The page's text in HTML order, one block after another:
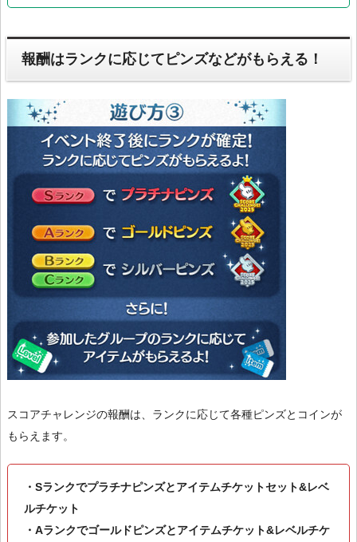
報酬はランクに応じてピンズなどがもらえる！
スコアチャレンジの報酬は、ランクに応じて各種ピンズとコインが
もらえます。
・Sランクでプラチナピンズとアイテムチケットセット&レベ
ルチケット
・Aランクでゴールドピンズとアイテムチケット&レベルチケ